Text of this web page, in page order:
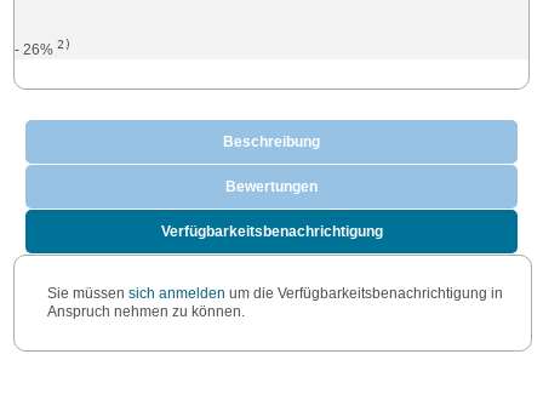
- 26%2)
Beschreibung
Bewertungen
Verfügbarkeitsbenachrichtigung
Sie müssen sich anmelden um die Verfügbarkeitsbenachrichtigung in
Anspruch nehmen zu können.